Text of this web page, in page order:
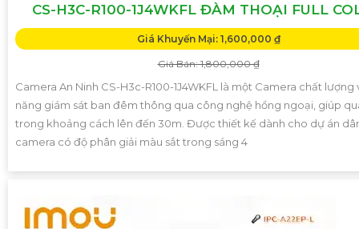
CS-H3C-R100-1J4WKFL ĐÀM THOẠI FULL
Giá Khuyến Mại: 1,600,000 ₫
Giá Bán: 1,800,000 ₫
Camera An Ninh CS-H3c-R100-1J4WKFL là một Camera chất lượng
năng giám sát ban đêm thông qua công nghệ hồng ngoại, giúp
trong khoảng cách lên đến 30m. Được thiết kế dành cho dự án
camera có độ phân giải màu sắt trong sáng 4